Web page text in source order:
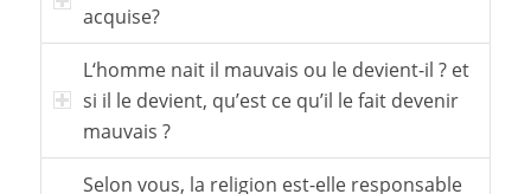
acquise?
L‘homme nait il mauvais ou le devient-il ? et
si il le devient, qu’est ce qu’il le fait devenir
mauvais ?
Selon vous, la religion est-elle responsable